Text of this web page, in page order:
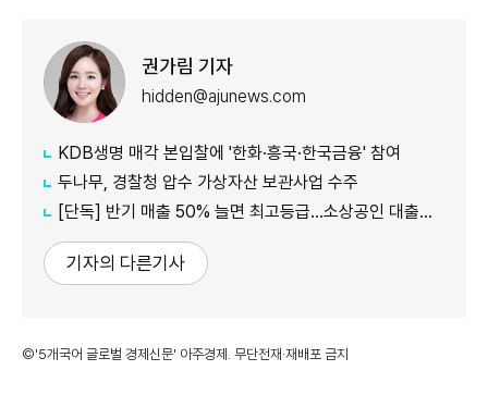
권가림 기자
hidden@ajunews.com
KDB생명 매각 본입찰에 '한화·흥국·한국금융' 참여
두나무, 경찰청 압수 가상자산 보관사업 수주
[단독] 반기 매출 50% 늘면 최고등급…소상공인 대출에 성장성 반영
기자의 다른기사
©'5개국어 글로벌 경제신문' 아주경제. 무단전재·재배포 금지